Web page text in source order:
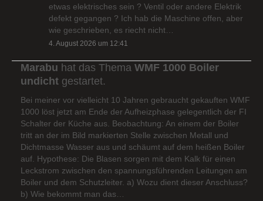
etwas elektrisches sein ? Ventil oder andere Elektrik
defekt gegangen ? Ich hab die Maschine offen, aber
wie geschrieben, es riecht nicht…
4. August 2026 um 12:41
Marabu hat das Thema WMF 1000 Boiler
undicht gestartet.
Bei meiner vor vielleicht 10 Jahren gebraucht gekauften WMF
1000 löst jetzt am Ende der Aufheizphase gelegentlich der FI
Schalter der Küche aus. Beobachtung: An einem der Boiler
tritt an der im Bild markierten Stelle zwischen Metall und
Dichtmasse Wasser aus und schäumt auf dem heißen Boiler
auf. Hypothese: Die Blasen sorgen mit dem Kalk für einen
Leckstrom zwischen den spannungsführenden Leitungen am
Boiler und dem Schutzleiter. a) Wozu dient dieser Anschluss?
b) Wie bekommt man das…